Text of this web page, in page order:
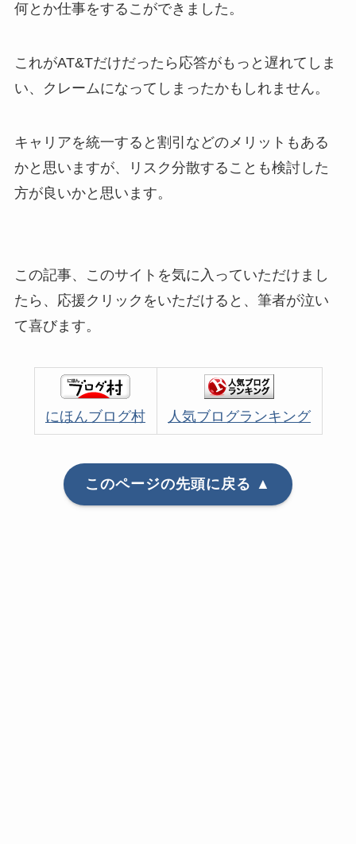
何とか仕事をするこができました。
これがAT&Tだけだったら応答がもっと遅れてしま
い、クレームになってしまったかもしれません。
キャリアを統一すると割引などのメリットもある
かと思いますが、リスク分散することも検討した
方が良いかと思います。
この記事、このサイトを気に入っていただけまし
たら、応援クリックをいただけると、筆者が泣い
て喜びます。
にほんブログ村 人気ブログランキング
このページの先頭に戻る ▲